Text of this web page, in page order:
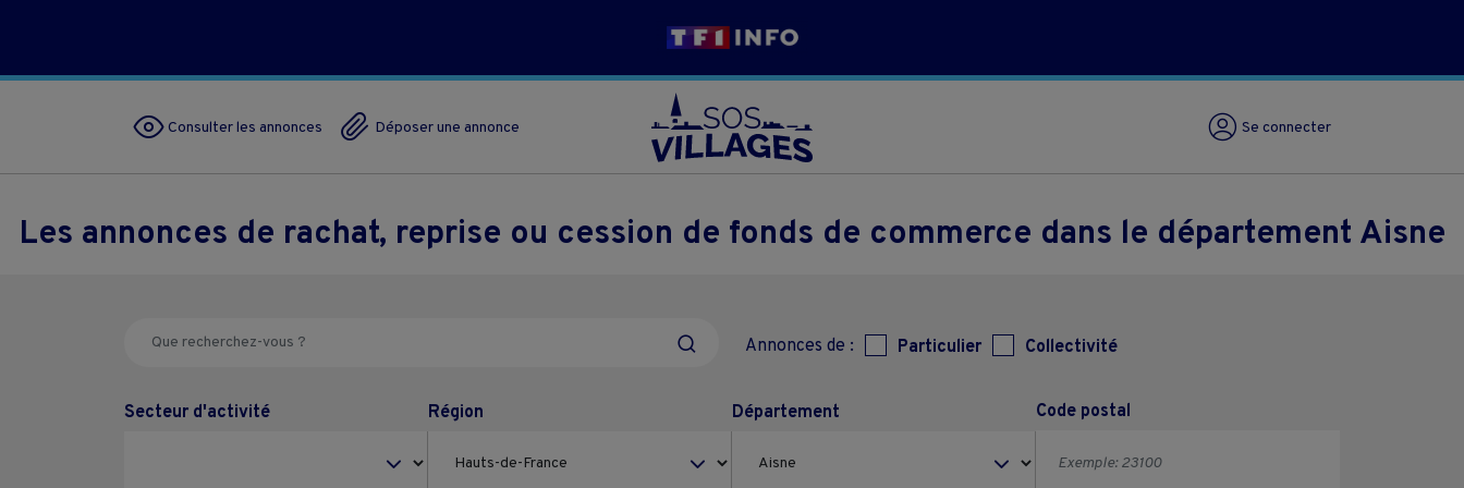
Consulter les annonces Déposer une annonce Se connecter
Les annonces de rachat, reprise ou cession de fonds de commerce dans le département Aisne
Annonces de : Particulier Collectivité
Secteur d'activité Région Département Code postal